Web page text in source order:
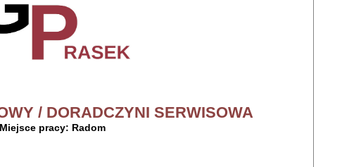
/ DORADCZYNI SERWISOWA
Miejsce pracy: Radom